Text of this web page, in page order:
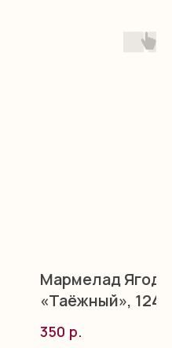
Мармелад
«Таёжный», 124 г
350 р.